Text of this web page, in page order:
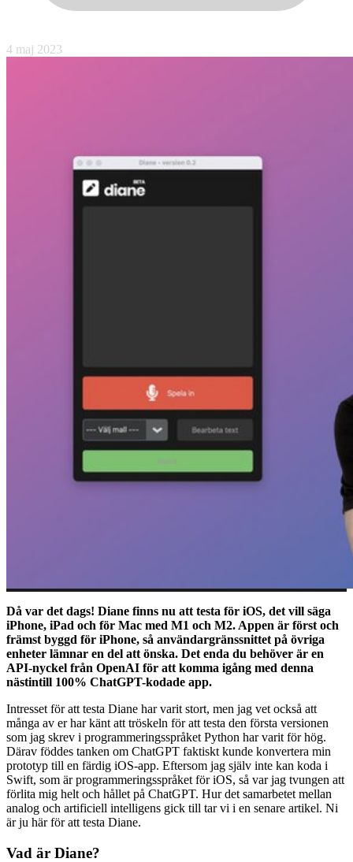
4 maj 2023
Då var det dags! Diane finns nu att testa för iOS, det vill säga
iPhone, iPad och för Mac med M1 och M2. Appen är först och
främst byggd för iPhone, så användargränssnittet på övriga
enheter lämnar en del att önska. Det enda du behöver är en
API-nyckel från OpenAI för att komma igång med denna
nästintill 100% ChatGPT-kodade app.
Intresset för att testa Diane har varit stort, men jag vet också att
många av er har känt att tröskeln för att testa den första versionen
som jag skrev i programmeringsspråket Python har varit för hög.
Därav föddes tanken om ChatGPT faktiskt kunde konvertera min
prototyp till en färdig iOS-app. Eftersom jag själv inte kan koda i
Swift, som är programmeringsspråket för iOS, så var jag tvungen att
förlita mig helt och hållet på ChatGPT. Hur det samarbetet mellan
analog och artificiell intelligens gick till tar vi i en senare artikel. Ni
är ju här för att testa Diane.
Vad är Diane?